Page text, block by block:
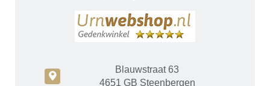
c
Blauwstraat 63
4651 GB Steenbergen